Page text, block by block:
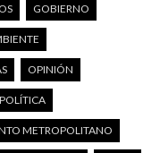
GOBIERNO
OPINIÓN
POLÍTICA
METROPOLITANO